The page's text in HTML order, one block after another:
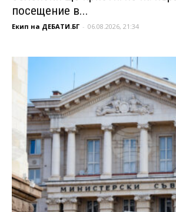
посещение в...
Екип на ДЕБАТИ.БГ - 06.08.2026, 21:34